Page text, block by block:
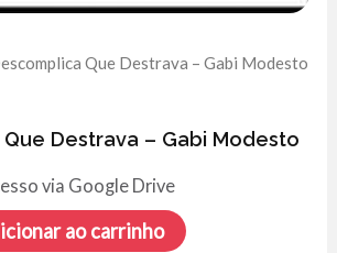
Que Destrava – Gabi Modesto
Destrava – Gabi Modesto
via Google Drive
ao carrinho